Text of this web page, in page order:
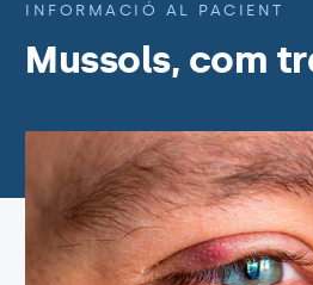
INFORMACIÓ AL PACIENT
Mussols, com